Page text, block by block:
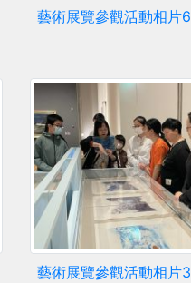
藝術展覽參觀活動相片6
藝術展覽參觀活動相片3